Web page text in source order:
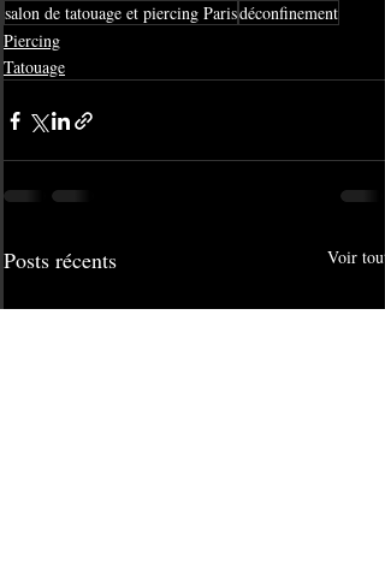
salon de tatouage et piercing Parisdéconfinement
Piercing
Tatouage
Posts récents Voir tout